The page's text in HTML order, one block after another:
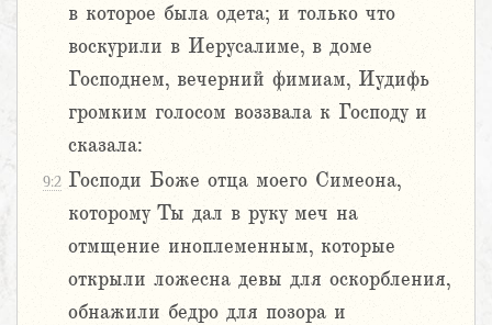
в которое была одета; и только что
воскурили в Иерусалиме, в доме
Господнем, вечерний фимиам, Иудифь
громким голосом воззвала к Господу и
сказала:
9:2 Господи Боже отца моего Симеона,
которому Ты дал в руку меч на
отмщение иноплеменным, которые
открыли ложесна девы для оскорбления,
обнажили бедро для позора и